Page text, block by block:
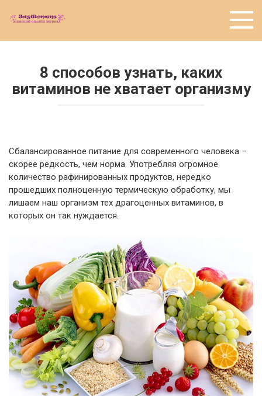
8 способов узнать, каких
витаминов не хватает организму
Cбалансированное питание для современного человека –
скорее редкость, чем норма. Употребляя огромное
количество рафинированных продуктов, нередко
прошедших полноценную термическую обработку, мы
лишаем наш организм тех драгоценных витаминов, в
которых он так нуждается.